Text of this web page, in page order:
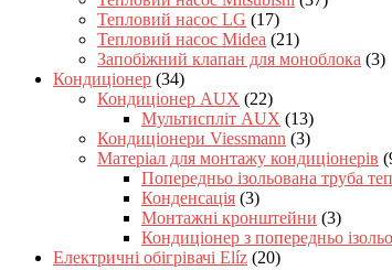
Тепловий насос LG (17)
Тепловий насос Midea (21)
Запобіжний клапан для моноблока (3)
Кондиціонер (34)
Кондиціонер AUX (22)
Мультиспліт AUX (13)
Кондиціонери Viessmann (3)
Матеріал для монтажу кондиціонерів
Попередньо ізольована труба
Конденсація (3)
Монтажні кронштейни (3)
Кондиціонер з попередньо
Електричні обігрівачі Elíz (20)